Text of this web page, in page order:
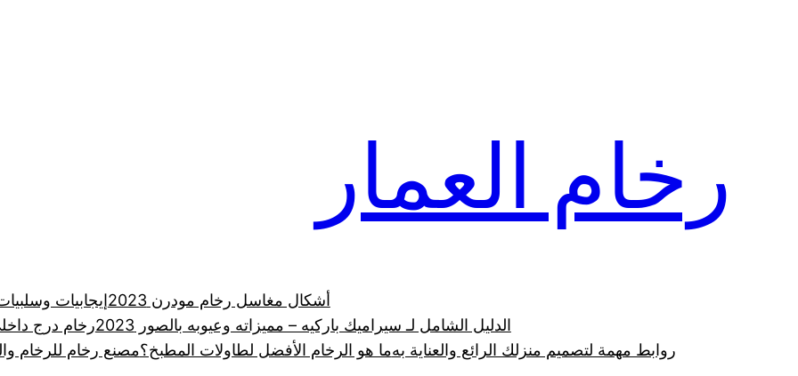
رخام العمار
أشكال مغاسل رخام مودرن 2023
إيجابيات
الدليل الشامل لـ سيراميك باركيه – مميزاته وعيوبه بالصور 2023
رخام درج
روابط مهمة لتصميم منزلك الرائع والعناية بهما هو الرخام الأفضل لطاولات المطبخ؟مصنع رخام للرخام